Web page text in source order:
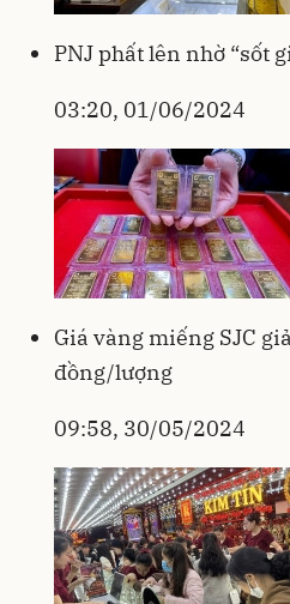
PNJ phất lên nhờ “sốt
03:20, 01/06/2024
Giá vàng miếng SJC
đồng/lượng
09:58, 30/05/2024